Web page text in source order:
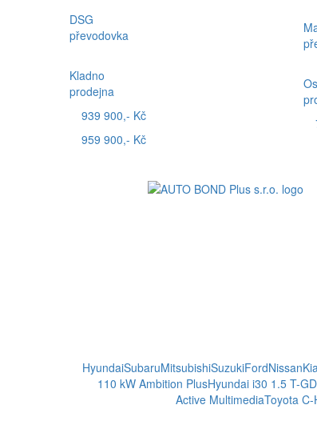
DSG
převodovka
Kladno
prodejna
939 900,- Kč
959 900,- Kč
HyundaiSubaruMitsubishiSuzukiFordNissan
110 kW Ambition PlusHyundai i30 1.5 T-
Active MultimediaToyota C-